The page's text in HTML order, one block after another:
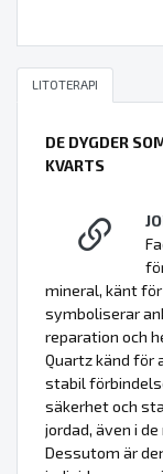
LITOTERAPI
DE DYGDER
KVARTS
mineral, känt
symboliserar
reparation och
Quartz känd för
stabil
säkerhet och
jordad, även i
Dessutom är